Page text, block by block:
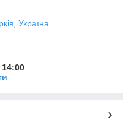
Україна